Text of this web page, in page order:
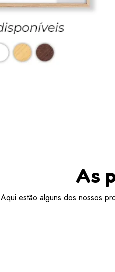
As
Aqui estão alguns dos nossos